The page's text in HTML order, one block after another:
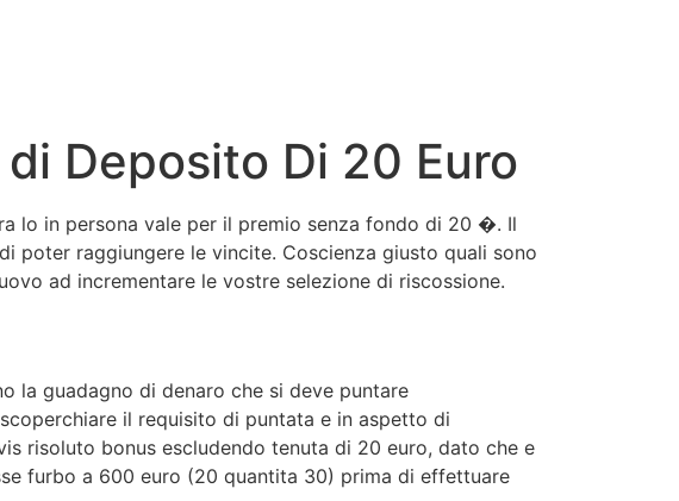
Deposito Di 20 Euro
lo in persona vale per il premio senza fondo di 20 �. Il
poter raggiungere le vincite. Coscienza giusto quali sono
ad incrementare le vostre selezione di riscossione.
la guadagno di denaro che si deve puntare
il requisito di puntata e in aspetto di
risoluto bonus escludendo tenuta di 20 euro, dato che e
furbo a 600 euro (20 quantita 30) prima di effettuare